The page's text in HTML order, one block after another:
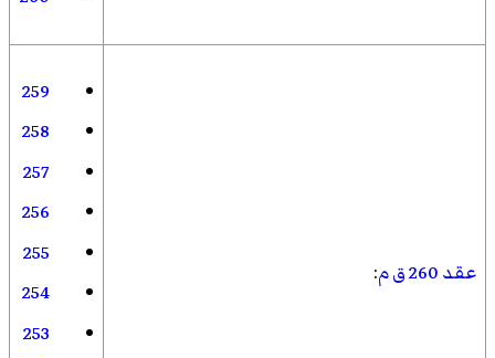
عقد 260 ق م :
259
258
257
256
255
254
253